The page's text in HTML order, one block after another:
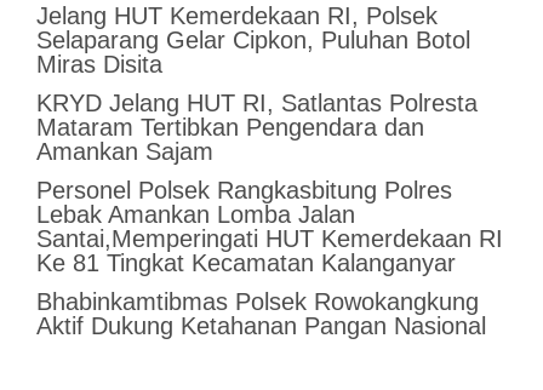
Jelang HUT Kemerdekaan RI, Polsek
Selaparang Gelar Cipkon, Puluhan Botol
Miras Disita
KRYD Jelang HUT RI, Satlantas Polresta
Mataram Tertibkan Pengendara dan
Amankan Sajam
Personel Polsek Rangkasbitung Polres
Lebak Amankan Lomba Jalan
Santai,Memperingati HUT Kemerdekaan RI
Ke 81 Tingkat Kecamatan Kalanganyar
Bhabinkamtibmas Polsek Rowokangkung
Aktif Dukung Ketahanan Pangan Nasional